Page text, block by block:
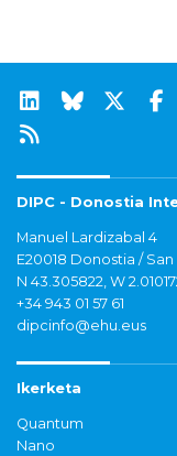
DIPC - Donostia
Manuel Lardizabal 4
E20018 Donostia /
N 43.305822, W
+34 943 01 57 61
dipcinfo@ehu.eus
Ikerketa
Quantum
Nano